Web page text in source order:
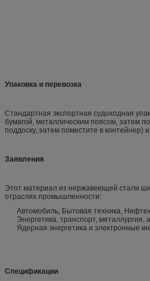
Упаковка и перевозка
Стандартная экспортная судоходная
бумагой, металлическим поясом, затем
поддоску, затем поместите в контейнер)
Заявления
Этот материал из нержавеющей стали
отраслях промышленности:
Автомобиль, Бытовая техника,
Энергетика, транспорт, металлургия,
Ядерная энергетика и электронные
Спецификации